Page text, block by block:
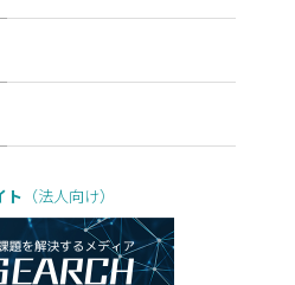
ト （法人向け）